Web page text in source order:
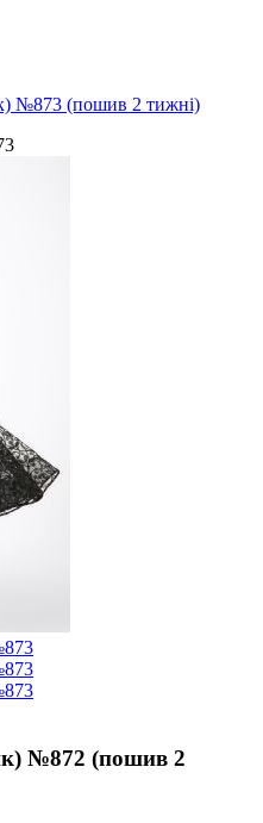
№873 (пошив 2 тижні)
№872 (пошив 2